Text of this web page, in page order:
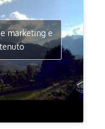
marketing e